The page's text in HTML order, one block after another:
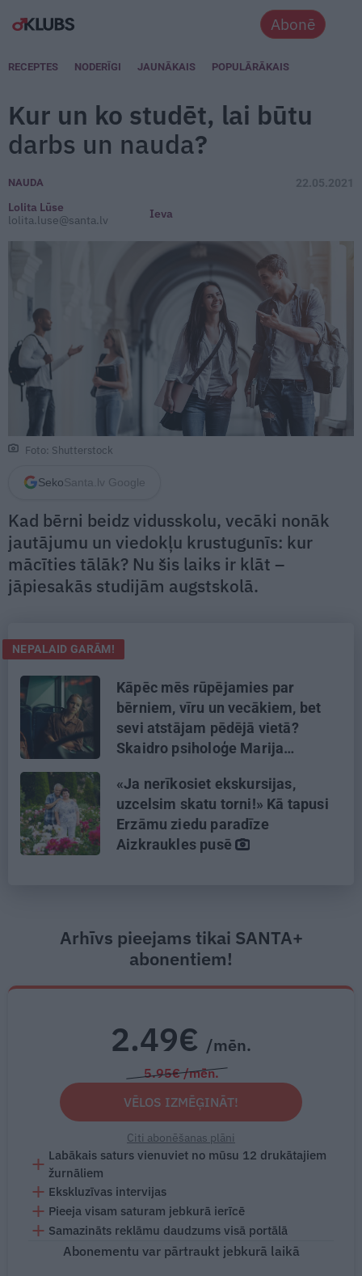
Abonē
RECEPTES NODERĪGI JAUNĀKAIS POPULĀRĀKAIS
Kur un ko studēt, lai būtu
darbs un nauda?
NAUDA 22.05.2021
Lolita Lūse
lolita.luse@santa.lv
Ieva
Foto: Shutterstock
Seko Santa.lv Google
Kad bērni beidz vidusskolu, vecāki nonāk
jautājumu un viedokļu krustugunīs: kur
mācīties tālāk? Nu šis laiks ir klāt –
jāpiesakās studijām augstskolā.
NEPALAID GARĀM!
Kāpēc mēs rūpējamies par
bērniem, vīru un vecākiem, bet
sevi atstājam pēdējā vietā?
Skaidro psiholoģe Marija
«Ja nerīkosiet ekskursijas,
uzcelsim skatu torni!» Kā tapusi
Erzāmu ziedu paradīze
Aizkraukles pusē
Arhīvs pieejams tikai SANTA+
abonentiem!
2.49€ /mēn.
5.95€ /mēn.
VĒLOS IZMĒĢINĀT!
Citi abonēšanas plāni
Labākais saturs vienuviet no mūsu 12 drukātajiem
žurnāliem
Ekskluzīvas intervijas
Pieeja visam saturam jebkurā ierīcē
Samazināts reklāmu daudzums visā portālā
Abonementu var pārtraukt jebkurā laikā